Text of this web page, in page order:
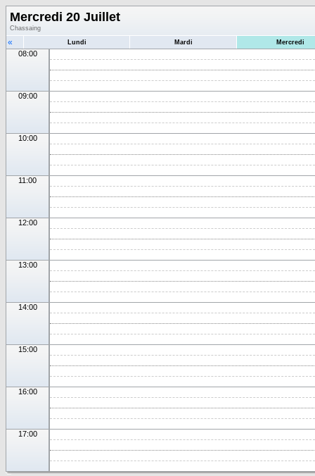
Mercredi 20 Juillet
Chassaing
« Lundi Mardi Mercredi
08:00
09:00
10:00
11:00
12:00
13:00
14:00
15:00
16:00
17:00